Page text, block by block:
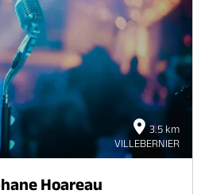
3.5 km
VILLEBERNIER
Hoareau